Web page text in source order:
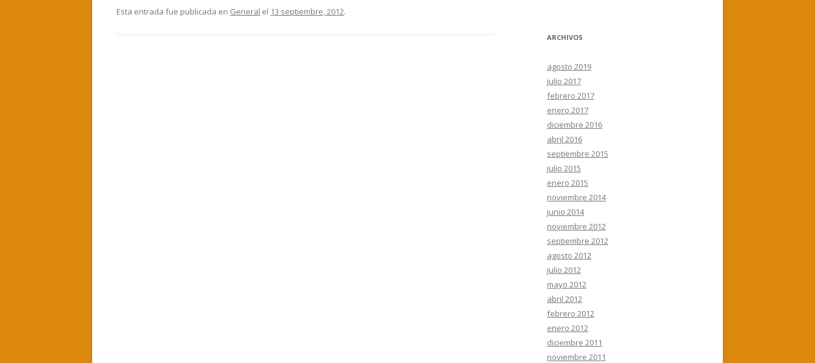
e itt m
Esta entrada fue publicada en General el 13 septiembre, 2012.
ARCHIVOS
agosto 2019
julio 2017
febrero 2017
enero 2017
diciembre 2016
abril 2016
septiembre 2015
julio 2015
enero 2015
noviembre 2014
junio 2014
noviembre 2012
septiembre 2012
agosto 2012
julio 2012
mayo 2012
abril 2012
febrero 2012
enero 2012
diciembre 2011
noviembre 2011